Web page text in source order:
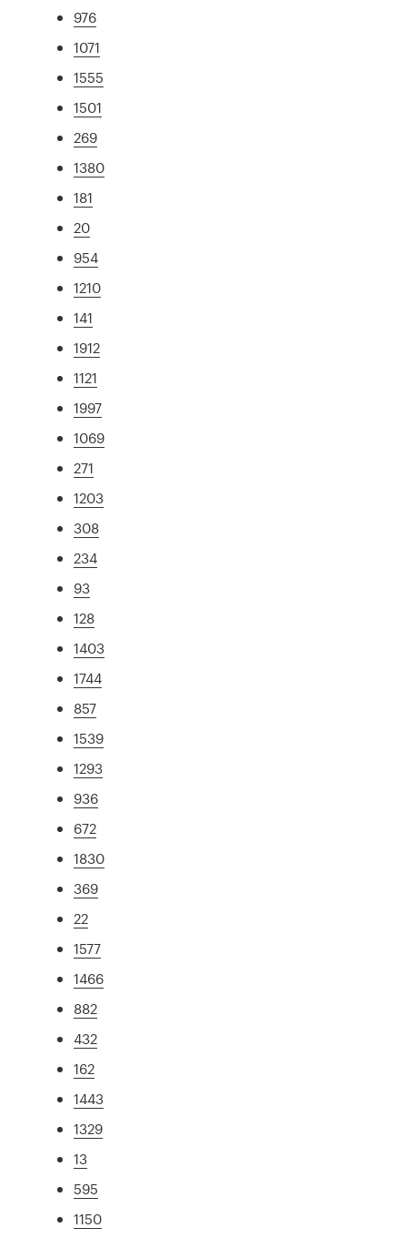
976
1071
1555
1501
269
1380
181
20
954
1210
141
1912
1121
1997
1069
271
1203
308
234
93
128
1403
1744
857
1539
1293
936
672
1830
369
22
1577
1466
882
432
162
1443
1329
13
595
1150